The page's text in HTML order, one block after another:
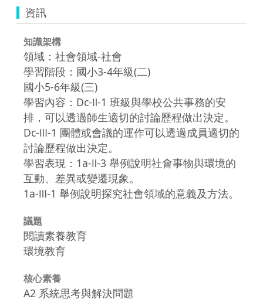
資訊
知識架構
領域：社會領域-社會
學習階段：國小3-4年級(二)
國小5-6年級(三)
學習內容：Dc-Ⅱ-1 班級與學校公共事務的安
排，可以透過師生適切的討論歷程做出決定。
Dc-Ⅲ-1 團體或會議的運作可以透過成員適切的
討論歷程做出決定。
學習表現：1a-Ⅱ-3 舉例說明社會事物與環境的
互動、差異或變遷現象。
1a-Ⅲ-1 舉例說明探究社會領域的意義及方法。
議題
閱讀素養教育
環境教育
核心素養
A2 系統思考與解決問題